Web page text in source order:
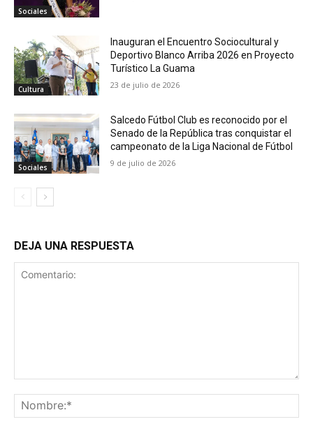
Sociales
Cultura
Inauguran el Encuentro Sociocultural y
Deportivo Blanco Arriba 2026 en Proyecto
Turístico La Guama
23 de julio de 2026
Sociales
Salcedo Fútbol Club es reconocido por el
Senado de la República tras conquistar el
campeonato de la Liga Nacional de Fútbol
9 de julio de 2026
DEJA UNA RESPUESTA